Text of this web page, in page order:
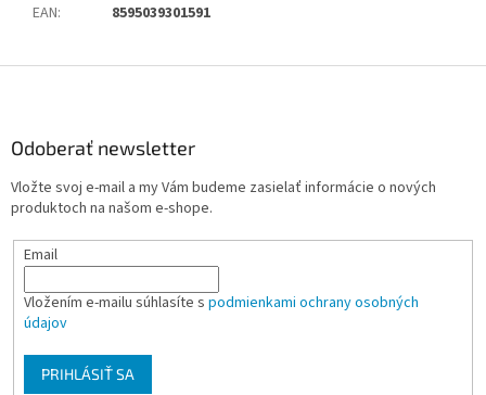
EAN: 8595039301591
Odoberať newsletter
Vložte svoj e-mail a my Vám budeme zasielať informácie o nových
produktoch na našom e-shope.
Email
Vložením e-mailu súhlasíte s podmienkami ochrany osobných
údajov
PRIHLÁSIŤ SA